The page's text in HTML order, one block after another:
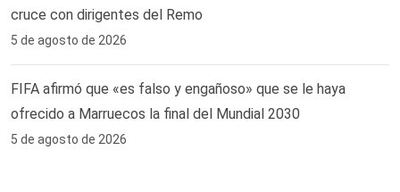
cruce con dirigentes del Remo ‎
5 de agosto de 2026
FIFA afirmó que «es falso y engañoso» que se le haya
ofrecido a Marruecos la final del Mundial 2030
5 de agosto de 2026